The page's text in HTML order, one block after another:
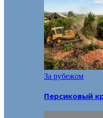
За рубежом
Персиковый